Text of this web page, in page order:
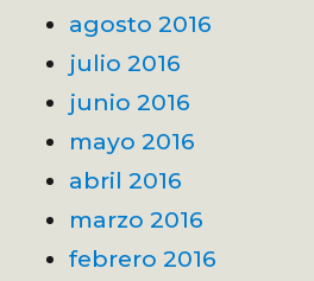
agosto 2016
julio 2016
junio 2016
mayo 2016
abril 2016
marzo 2016
febrero 2016